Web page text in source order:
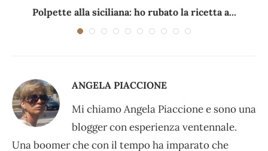
Polpette alla siciliana: ho rubato la ricetta a...
ANGELA PIACCIONE
Mi chiamo Angela Piaccione e sono una
blogger con esperienza ventennale.
Una boomer che con il tempo ha imparato che